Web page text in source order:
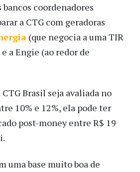
bancos coordenadores
a CTG com geradoras
(que negocia a uma TIR
a Engie (ao redor de
Brasil seja avaliada no
10% e 12%, ela pode ter
post-money entre R$ 19
uma base muito boa de